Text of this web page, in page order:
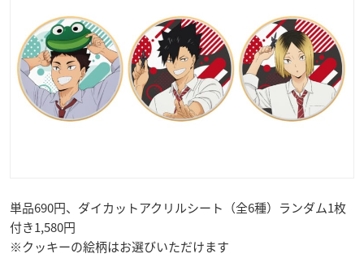
単品690円、ダイカットアクリルシート（全6種）ランダム1枚
付き1,580円
※クッキーの絵柄はお選びいただけます